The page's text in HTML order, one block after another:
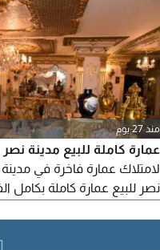
منذ 27 يوم
عمارة كاملة للبيع مدينة
لامتلاك عمارة فاخرة في
نصر للبيع عمارة كاملة بكامل
يحتوي على شقة واحدة يوجد